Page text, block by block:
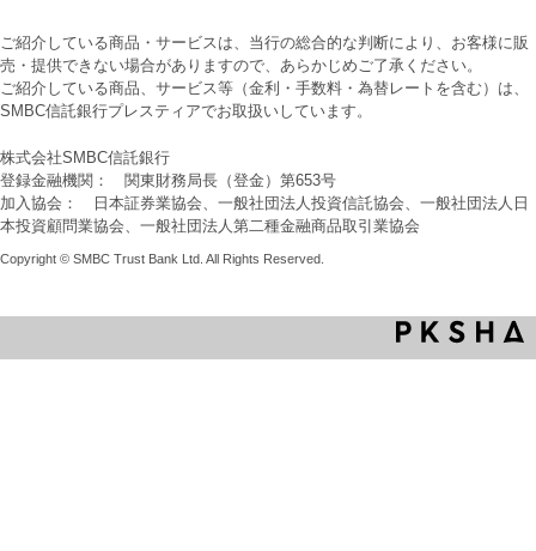
ご紹介している商品・サービスは、当行の総合的な判断により、お客様に販
売・提供できない場合がありますので、あらかじめご了承ください。
ご紹介している商品、サービス等（金利・手数料・為替レートを含む）は、
SMBC信託銀行プレスティアでお取扱いしています。
株式会社SMBC信託銀行
登録金融機関： 関東財務局長（登金）第653号
加入協会： 日本証券業協会、一般社団法人投資信託協会、一般社団法人日
本投資顧問業協会、一般社団法人第二種金融商品取引業協会
Copyright © SMBC Trust Bank Ltd. All Rights Reserved.